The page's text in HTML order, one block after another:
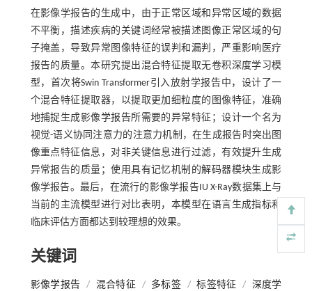
在影像学报告的生成中，由于正常区域和异常区域的数据
不平衡，描述疾病的关键词经常被描述图像正常区域的句
子掩盖，导致异常图像特征的误判和漏判，严重影响医疗
报告的质量。本研究提出混合特征提取无卷积深度学习模
型，首次将Swin Transformer引入放射学报告中，设计了一
个混合特征提取器，以提取更加细粒度的图像特征，准确
地捕捉生成影像学报告所需要的异常特征；设计一个名为
视觉-语义协同注意力的注意力机制，在生成报告时突出图
像重点特征信息，对非关键信息进行过滤，有效提升生成
异常报告的质量；使用具有记忆机制的解码器模块生成影
像学报告。最后，在流行的影像学报告IU X-Ray数据集上与
当前的主流模型进行对比表明，本模型在语言生成指标和
临床评估方面都达到较理想的效果。
关键词
影像学报告 / 混合特征 / 多标签 / 标签特征 / 深度学